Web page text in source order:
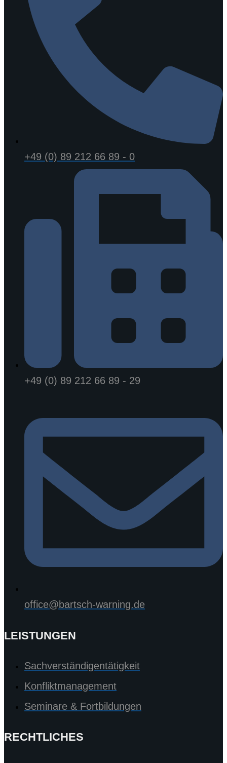
+49 (0) 89 212 66 89 - 0
+49 (0) 89 212 66 89 - 29
office@bartsch-warning.de
LEISTUNGEN
Sachverständigentätigkeit
Konfliktmanagement
Seminare & Fortbildungen
RECHTLICHES